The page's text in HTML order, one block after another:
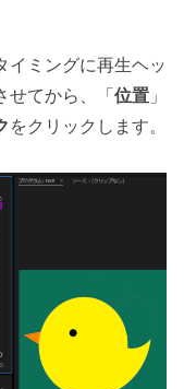
イミングに再生ヘッ
せてから、「位置 」
をクリックします。